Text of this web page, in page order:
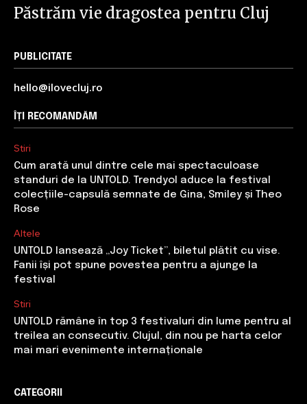
Păstrăm vie dragostea pentru Cluj
PUBLICITATE
hello@ilovecluj.ro
ÎȚI RECOMANDĂM
Stiri
Cum arată unul dintre cele mai spectaculoase
standuri de la UNTOLD. Trendyol aduce la festival
colecțiile-capsulă semnate de Gina, Smiley și Theo
Rose
Altele
UNTOLD lansează „Joy Ticket”, biletul plătit cu vise.
Fanii își pot spune povestea pentru a ajunge la
festival
Stiri
UNTOLD rămâne în top 3 festivaluri din lume pentru al
treilea an consecutiv. Clujul, din nou pe harta celor
mai mari evenimente internaționale
CATEGORII